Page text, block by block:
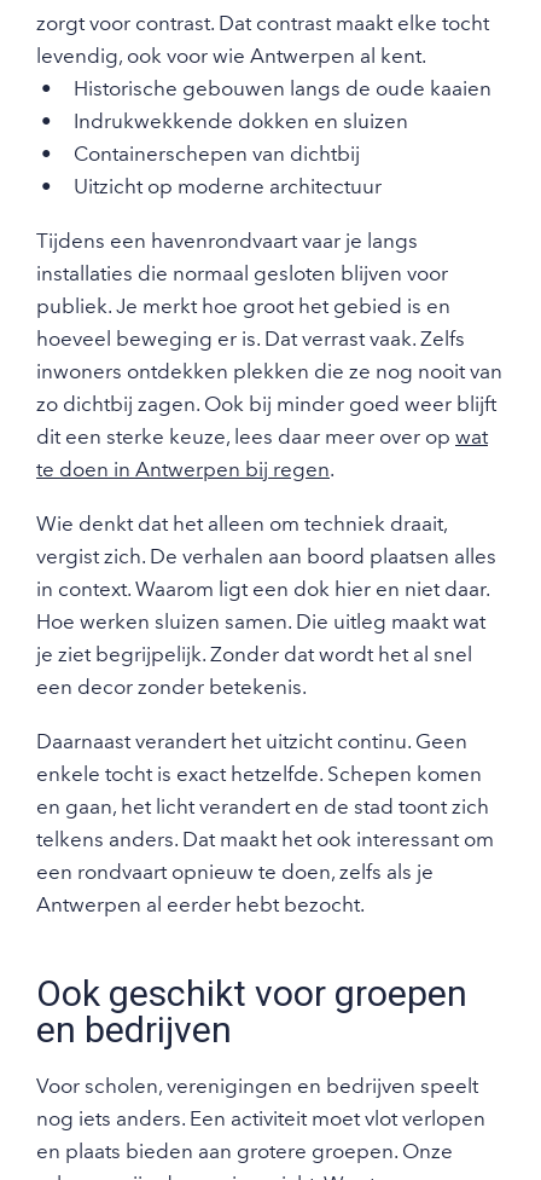
zorgt voor contrast. Dat contrast maakt elke tocht
levendig, ook voor wie Antwerpen al kent.
Historische gebouwen langs de oude kaaien
Indrukwekkende dokken en sluizen
Containerschepen van dichtbij
Uitzicht op moderne architectuur
Tijdens een havenrondvaart vaar je langs
installaties die normaal gesloten blijven voor
publiek. Je merkt hoe groot het gebied is en
hoeveel beweging er is. Dat verrast vaak. Zelfs
inwoners ontdekken plekken die ze nog nooit van
zo dichtbij zagen. Ook bij minder goed weer blijft
dit een sterke keuze, lees daar meer over op wat
te doen in Antwerpen bij regen.
Wie denkt dat het alleen om techniek draait,
vergist zich. De verhalen aan boord plaatsen alles
in context. Waarom ligt een dok hier en niet daar.
Hoe werken sluizen samen. Die uitleg maakt wat
je ziet begrijpelijk. Zonder dat wordt het al snel
een decor zonder betekenis.
Daarnaast verandert het uitzicht continu. Geen
enkele tocht is exact hetzelfde. Schepen komen
en gaan, het licht verandert en de stad toont zich
telkens anders. Dat maakt het ook interessant om
een rondvaart opnieuw te doen, zelfs als je
Antwerpen al eerder hebt bezocht.
Ook geschikt voor groepen
en bedrijven
Voor scholen, verenigingen en bedrijven speelt
nog iets anders. Een activiteit moet vlot verlopen
en plaats bieden aan grotere groepen. Onze